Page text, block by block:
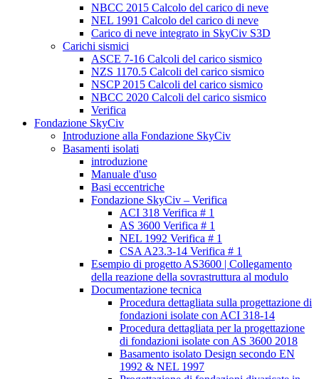
NBCC 2015 Calcolo del carico di neve
NEL 1991 Calcolo del carico di neve
Carico di neve integrato in SkyCiv S3D
Carichi sismici
ASCE 7-16 Calcoli del carico sismico
NZS 1170.5 Calcoli del carico sismico
NSCP 2015 Calcoli del carico sismico
NBCC 2020 Calcoli del carico sismico
Verifica
Fondazione SkyCiv
Introduzione alla Fondazione SkyCiv
Basamenti isolati
introduzione
Manuale d'uso
Basi eccentriche
Fondazione SkyCiv – Verifica
ACI 318 Verifica # 1
AS 3600 Verifica # 1
NEL 1992 Verifica # 1
CSA A23.3-14 Verifica # 1
Esempio di progetto AS3600 | Collegamento
della reazione della sovrastruttura al modulo
Documentazione tecnica
Procedura dettagliata sulla progettazione di
fondazioni isolate con ACI 318-14
Procedura dettagliata per la progettazione
di fondazioni isolate con AS 3600 2018
Basamento isolato Design secondo EN
1992 & NEL 1997